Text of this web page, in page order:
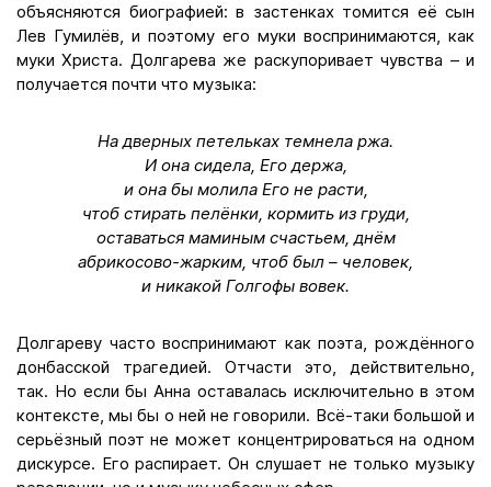
объясняются биографией: в застенках томится её сын
Лев Гумилёв, и поэтому его муки воспринимаются, как
муки Христа. Долгарева же раскупоривает чувства – и
получается почти что музыка:
На дверных петельках темнела ржа.
И она сидела, Его держа,
и она бы молила Его не расти,
чтоб стирать пелёнки, кормить из груди,
оставаться маминым счастьем, днём
абрикосово-жарким, чтоб был – человек,
и никакой Голгофы вовек.
Долгареву часто воспринимают как поэта, рождённого
донбасской трагедией. Отчасти это, действительно,
так. Но если бы Анна оставалась исключительно в этом
контексте, мы бы о ней не говорили. Всё-таки большой и
серьёзный поэт не может концентрироваться на одном
дискурсе. Его распирает. Он слушает не только музыку